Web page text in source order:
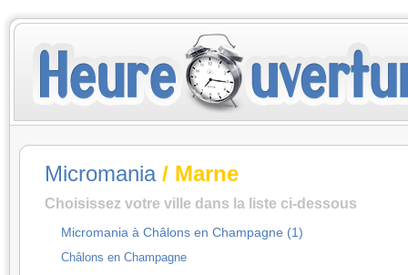
Micromania/ Marne
Choisissez votre ville dans la liste ci-dessous
Micromania à Châlons en Champagne (1)
Châlons en Champagne